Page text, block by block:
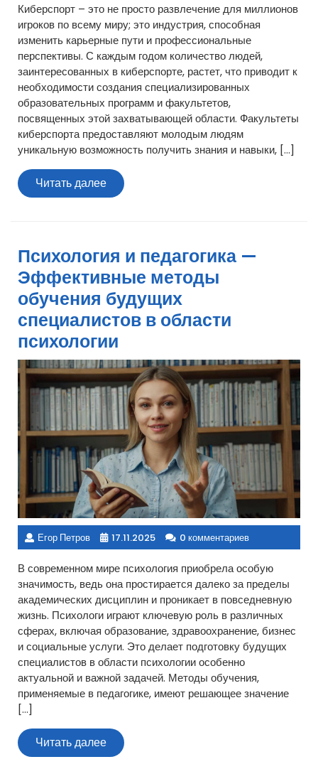
Киберспорт – это не просто развлечение для миллионов
игроков по всему миру; это индустрия, способная
изменить карьерные пути и профессиональные
перспективы. С каждым годом количество людей,
заинтересованных в киберспорте, растет, что приводит к
необходимости создания специализированных
образовательных программ и факультетов,
посвященных этой захватывающей области. Факультеты
киберспорта предоставляют молодым людям
уникальную возможность получить знания и навыки, […]
Читать далееЧитать
далее
Психология и педагогика —
Эффективные методы
обучения будущих
специалистов в области
психологии
Егор Петров 17.11.2025 0 комментариев
В современном мире психология приобрела особую
значимость, ведь она простирается далеко за пределы
академических дисциплин и проникает в повседневную
жизнь. Психологи играют ключевую роль в различных
сферах, включая образование, здравоохранение, бизнес
и социальные услуги. Это делает подготовку будущих
специалистов в области психологии особенно
актуальной и важной задачей. Методы обучения,
применяемые в педагогике, имеют решающее значение
[…]
Читать далееЧитать
далее